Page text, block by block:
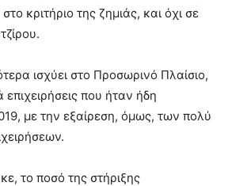
κριτήριο της ζημιάς, και όχι σε
ισχύει στο Προσωρινό Πλαίσιο,
που ήταν ήδη
με την εξαίρεση, όμως, των πολύ
το ποσό της στήριξης